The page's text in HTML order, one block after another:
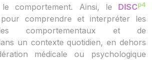
le comportement. Ainsi, le DISCp4
comprendre et interpréter les
comportementaux et de
un contexte quotidien, en dehors
médicale ou psychologique